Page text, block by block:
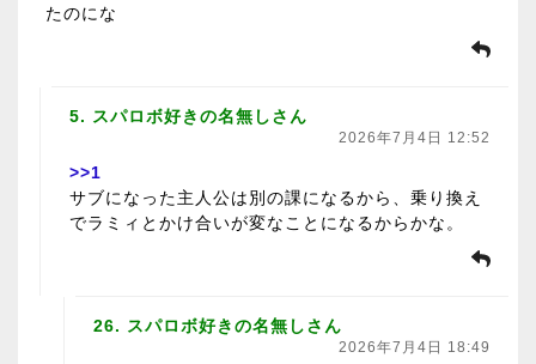
たのにな
5. スパロボ好きの名無しさん
2026年7月4日 12:52
>>1
サブになった主人公は別の課になるから、乗り換え
でラミィとかけ合いが変なことになるからかな。
26. スパロボ好きの名無しさん
2026年7月4日 18:49